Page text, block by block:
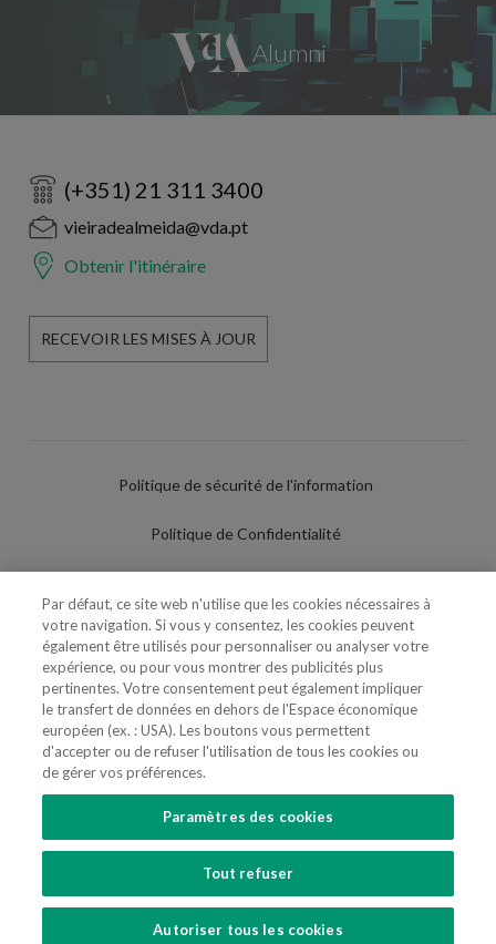
(+351) 21 311 3400
vieiradealmeida@vda.pt
Obtenir l'itinéraire
RECEVOIR LES MISES À JOUR
Politique de sécurité de l'information
Politique de Confidentialité
Politique de Cookies
Paramètres des cookies
Utilisation Frauduleuse du Nom/Brand
SUIVEZ-NOUS
Advogados e Consultores, SP RL. Todos os direitos reservados.
Created by
SOFTWAY
Par défaut, ce site web n'utilise que les cookies nécessaires à
votre navigation. Si vous y consentez, les cookies peuvent
également être utilisés pour personnaliser ou analyser votre
expérience, ou pour vous montrer des publicités plus
pertinentes. Votre consentement peut également impliquer
le transfert de données en dehors de l'Espace économique
européen (ex. : USA). Les boutons vous permettent
d'accepter ou de refuser l'utilisation de tous les cookies ou
de gérer vos préférences.
Paramètres des cookies
Tout refuser
Autoriser tous les cookies